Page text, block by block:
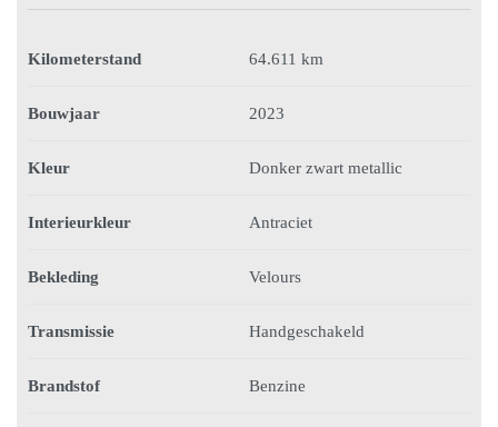
Kilometerstand 64.611 km
Bouwjaar 2023
Kleur Donker zwart metallic
Interieurkleur Antraciet
Bekleding Velours
Transmissie Handgeschakeld
Brandstof Benzine